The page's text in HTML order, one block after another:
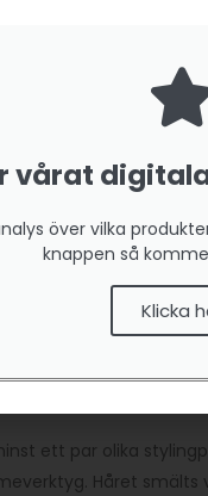
hårets fjällskikt
och går
försvinner.
fjällskiktet som en
en större klick av
10 min men helst 1h.
Det kan sitta i en
finns produkt kvar i
ett gladpack)
ett par olika
Håret
vårat
över vilka
knappen så
Klicka